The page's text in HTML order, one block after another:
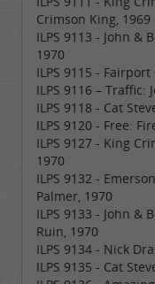
Crimson King, 1969
ILPS 9113 - John &
1970
ILPS 9115 -
ILPS 9116 –
ILPS 9118 - Cat
ILPS 9120 - Free:
ILPS 9127 - King
1970
ILPS 9132 -
Palmer, 1970
ILPS 9133 - John &
Ruin, 1970
ILPS 9134 - Nick
ILPS 9135 - Cat